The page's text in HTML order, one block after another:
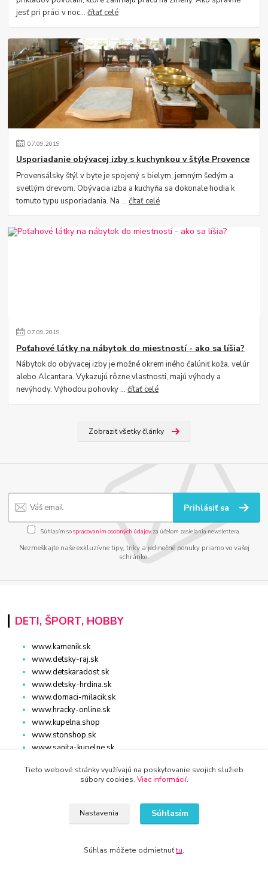
jesť pri práci v noc...čítať celé
07.09.2019
Usporiadanie obývacej izby s kuchynkou v štýle Provence
Provensálsky štýl v byte je spojený s bielym, jemným šedým a
svetlým drevom. Obývacia izba a kuchyňa sa dokonale hodia k
tomuto typu usporiadania. Na ...čítať celé
07.09.2019
Poťahové látky na nábytok do miestností - ako sa líšia?
Nábytok do obývacej izby je možné okrem iného čalúniť koža, velúr
alebo Alcantara. Vykazujú rôzne vlastnosti, majú výhody a
nevýhody. Výhodou pohovky ...čítať celé
Zobraziť všetky články
Prihlásiť sa
Súhlasím sospracovaním osobných údajov za účelom zasielania newslettera.
Nezmeškajte naše exkluzívne tipy, triky a jedinečné ponuky priamo vo vašej
schránke.
DETI, ŠPORT, HOBBY
www.kamenik.sk
www.detsky-raj.sk
www.detskaradost.sk
www.detsky-hrdina.sk
www.domaci-milacik.sk
www.hracky-online.sk
www.kupelna.shop
www.stonshop.sk
www.sanita-kupelne.sk
www.sportaturistika.sk
www.potraviny-online.sk
www.rybarstvo-kamenik.sk
DOM, ZÁHRADA
Tieto webové stránky využívajú na poskytovanie svojich služieb
súbory cookies. Viac informácií.
Nastavenia Súhlasím
Súhlas môžete odmietnuťtu.